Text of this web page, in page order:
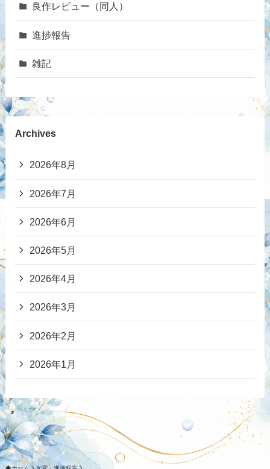
良作レビュー（同人）
進捗報告
雑記
Archives
2026年8月
2026年7月
2026年6月
2026年5月
2026年4月
2026年3月
2026年2月
2026年1月